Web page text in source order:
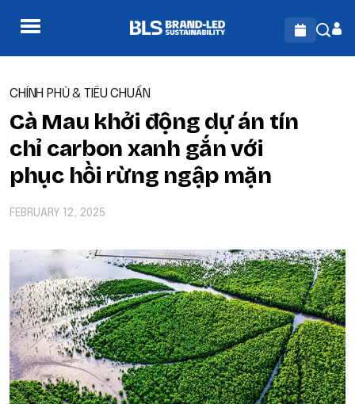
CHÍNH PHỦ & TIÊU CHUẨN
Cà Mau khởi động dự án tín
chỉ carbon xanh gắn với
phục hồi rừng ngập mặn
FEBRUARY 12, 2025